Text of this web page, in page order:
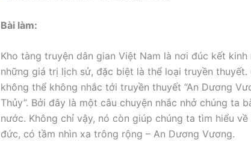
Bài làm:
Kho tàng truyện dân gian Việt Nam là nơi đúc kết
những giá trị lịch sử, đặc biệt là thể loại truyền thuyết.
không thể không nhắc tới truyền thuyết “An Dương
Thủy”. Bởi đây là một câu chuyện nhắc nhở chúng ta
nước. Không chỉ vậy, nó còn giúp chúng ta tìm hiểu
đức, có tầm nhìn xa trông rộng – An Dương Vương.